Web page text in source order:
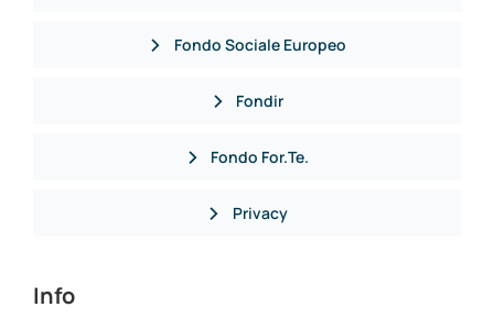
Fondo Sociale Europeo
Fondir
Fondo For.Te.
Privacy
Info